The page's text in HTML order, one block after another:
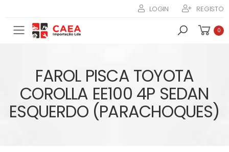
LOGIN REGISTO
Toggle mobile menu 0
FAROL PISCA TOYOTA
COROLLA EE100 4P SEDAN
ESQUERDO (PARACHOQUES)